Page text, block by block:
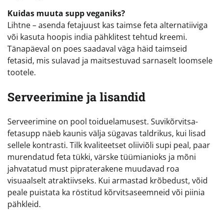
Kuidas muuta supp veganiks?
Lihtne – asenda fetajuust kas taimse feta alternatiiviga
või kasuta hoopis india pähklitest tehtud kreemi.
Tänapäeval on poes saadaval väga häid taimseid
fetasid, mis sulavad ja maitsestuvad sarnaselt loomsele
tootele.
Serveerimine ja lisandid
Serveerimine on pool toiduelamusest. Suvikõrvitsa-
fetasupp näeb kaunis välja sügavas taldrikus, kui lisad
sellele kontrasti. Tilk kvaliteetset oliiviõli supi peal, paar
murendatud feta tükki, värske tüümianioks ja mõni
jahvatatud must pipraterakene muudavad roa
visuaalselt atraktiivseks. Kui armastad krõbedust, võid
peale puistata ka röstitud kõrvitsaseemneid või piinia
pähkleid.